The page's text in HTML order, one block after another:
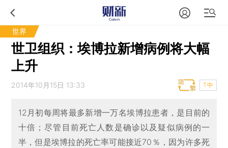
世界
世卫组织：埃博拉新增病例将大幅
上升
2014年10月15日 13:33 T中
12月初每周将最多新增一万名埃博拉患者，是目前的
十倍；尽管目前死亡人数是确诊以及疑似病例的一
半，但是埃博拉的死亡率可能接近70％，因为许多死